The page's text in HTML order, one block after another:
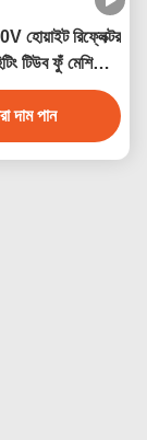
হোয়াইট রিফ্লেক্টর
টিউব ফুঁ মেশিনের
জন্য
দাম পান